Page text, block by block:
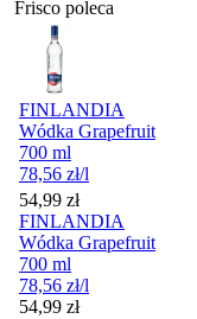
Frisco poleca
FINLANDIA
Wódka Grapefruit
700 ml
78,56 zł/l
Cena
54,99 zł
FINLANDIA
Wódka Grapefruit
700 ml
78,56 zł/l
Cena
54,99 zł